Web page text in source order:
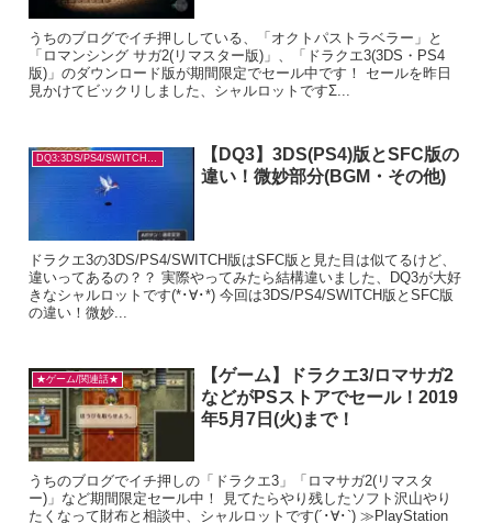
うちのブログでイチ押ししている、「オクトパストラベラー」と
「ロマンシング サガ2(リマスター版)」、「ドラクエ3(3DS・PS4
版)」のダウンロード版が期間限定でセール中です！ セールを昨日
見かけてビックリしました、シャルロットですΣ...
【DQ3】3DS(PS4)版とSFC版の
違い！微妙部分(BGM・その他)
ドラクエ3の3DS/PS4/SWITCH版はSFC版と見た目は似てるけど、
違いってあるの？？ 実際やってみたら結構違いました、DQ3が大好
きなシャルロットです(*･∀･*) 今回は3DS/PS4/SWITCH版とSFC版
の違い！微妙...
★ゲーム/関連話★
【ゲーム】ドラクエ3/ロマサガ2
などがPSストアでセール！2019
年5月7日(火)まで！
うちのブログでイチ押しの「ドラクエ3」「ロマサガ2(リマスタ
ー)」など期間限定セール中！ 見てたらやり残したソフト沢山やり
たくなって財布と相談中、シャルロットです(´･∀･`) ≫PlayStation